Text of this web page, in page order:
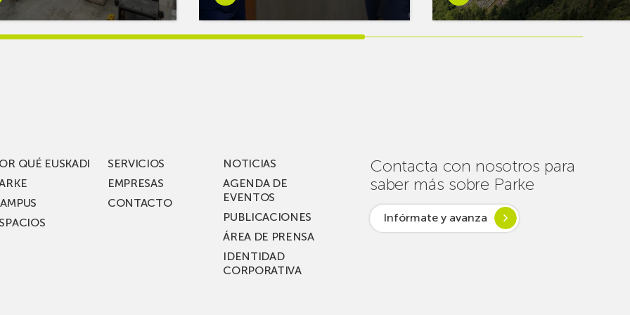
más
sobreMikel
Jauregi
de su
inversión total de
36
millones, busca impulsar desde
más
sobreEuskaltel
realiza
garantizar
la
conectividad
en
QUÉ EUSKADI
SERVICIOS
EMPRESAS
CONTACTO
NOTICIAS
AGENDA DE
EVENTOS
PUBLICACIONES
ÁREA DE PRENSA
IDENTIDAD
CORPORATIVA
Contacta con nosotros para
saber más sobre Parke
Infórmate y avanza